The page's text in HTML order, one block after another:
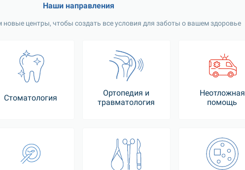
Наши направления
центры, чтобы создать все условия для заботы о вашем здоровье
Стоматология
Ортопедия и
травматология
Неотложная
помощь